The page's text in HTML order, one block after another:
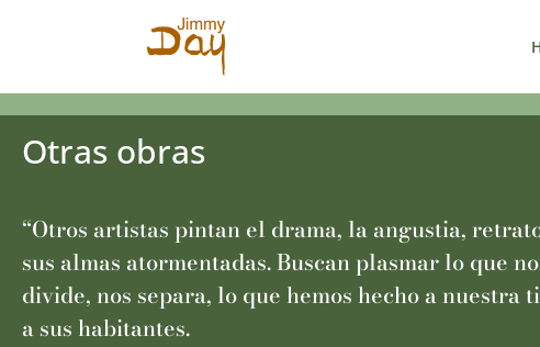
Otras obras
“Otros artistas pintan el drama, la angustia,
sus almas atormentadas. Buscan plasmar lo que
divide, nos separa, lo que hemos hecho a nuestra
a sus habitantes.